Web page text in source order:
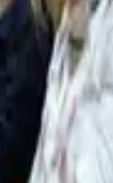
aynı zamanda
boyunca farklı
kaybı ve
“geri kalmışlık”
bir “geride